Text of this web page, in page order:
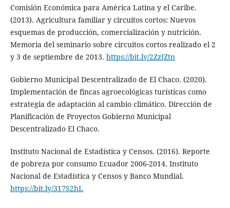
Comisión Económica para América Latina y el Caribe.
(2013). Agricultura familiar y circuitos cortos: Nuevos
esquemas de producción, comercialización y nutrición.
Memoria del seminario sobre circuitos cortos realizado el 2
y 3 de septiembre de 2013. https://bit.ly/2ZzJZtn
Gobierno Municipal Descentralizado de El Chaco. (2020).
Implementación de fincas agroecológicas turísticas como
estrategia de adaptación al cambio climático. Dirección de
Planificación de Proyectos Gobierno Municipal
Descentralizado El Chaco.
Instituto Nacional de Estadística y Censos. (2016). Reporte
de pobreza por consumo Ecuador 2006-2014. Instituto
Nacional de Estadística y Censos y Banco Mundial.
https://bit.ly/317S2hL